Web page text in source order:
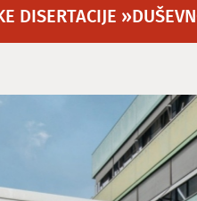
DISERTACIJE